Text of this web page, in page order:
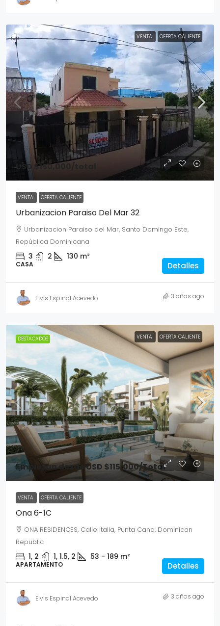
VENTA OFERTA CALIENTE
USD $150,000/total
VENTA OFERTA CALIENTE
Urbanizacion Paraiso Del Mar 32
Urbanizacion Paraiso del Mar, Santo Domingo Este,
República Dominicana
3 2 130 m²
CASA Detalles
Elvis Espinal Acevedo 3 años ago
DESTACADOS VENTA OFERTA CALIENTE
Empiezan desdeUSD $115,000/Total
VENTA OFERTA CALIENTE
Ona 6-1C
ONA RESIDENCES, Calle Italia, Punta Cana, Dominican
Republic
1, 2 1, 1.5, 2 53 - 189 m²
APARTAMENTO Detalles
Elvis Espinal Acevedo 3 años ago